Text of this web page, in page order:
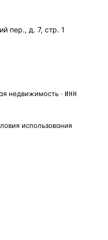
пер., д. 7, стр. 1
недвижимость · ИНН
использования